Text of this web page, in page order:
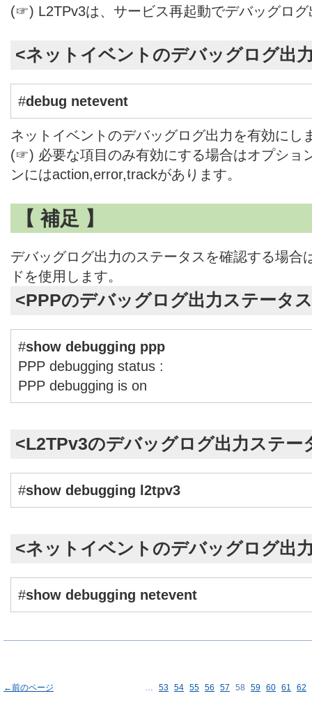
(☞) L2TPv3は、サービス再起動でデバッグロ
<ネットイベントのデバッグログ出
#debug netevent
ネットイベントのデバッグログ出力を有効にし
(☞) 必要な項目のみ有効にする場合はオプショ
ンにはaction,error,trackがあります。
【 補足 】
デバッグログ出力のステータスを確認する場合
ドを使用します。
<PPPのデバッグログ出力ステータ
#show debugging ppp
PPP debugging status :
PPP debugging is on
<L2TPv3のデバッグログ出力ステー
#show debugging l2tpv3
<ネットイベントのデバッグログ出
#show debugging netevent
←前のページ … 53 54 55 56 57 58 59 60 61 62